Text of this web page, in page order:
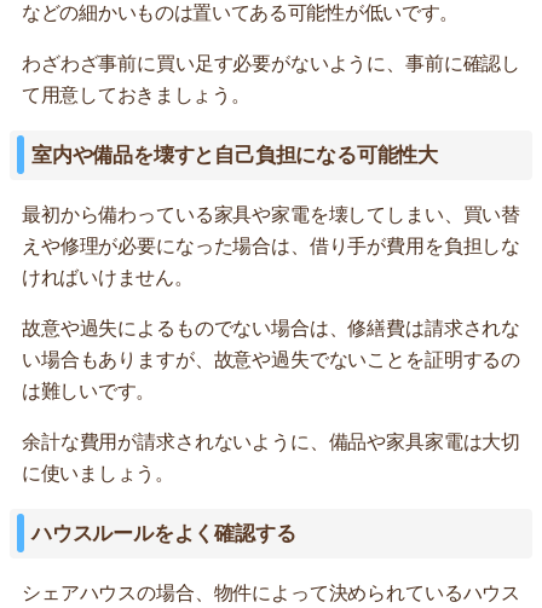
などの細かいものは置いてある可能性が低いです。
わざわざ事前に買い足す必要がないように、事前に確認し
て用意しておきましょう。
室内や備品を壊すと自己負担になる可能性大
最初から備わっている家具や家電を壊してしまい、買い替
えや修理が必要になった場合は、借り手が費用を負担しな
ければいけません。
故意や過失によるものでない場合は、修繕費は請求されな
い場合もありますが、故意や過失でないことを証明するの
は難しいです。
余計な費用が請求されないように、備品や家具家電は大切
に使いましょう。
ハウスルールをよく確認する
シェアハウスの場合、物件によって決められているハウス